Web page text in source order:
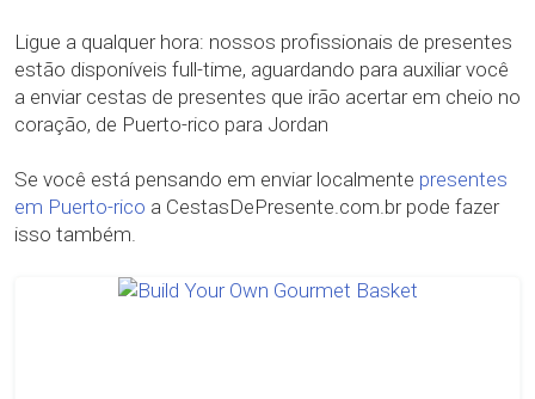
Ligue a qualquer hora: nossos profissionais de presentes
estão disponíveis full-time, aguardando para auxiliar você
a enviar cestas de presentes que irão acertar em cheio no
coração, de Puerto-rico para Jordan
Se você está pensando em enviar localmente presentes
em Puerto-rico a CestasDePresente.com.br pode fazer
isso também.